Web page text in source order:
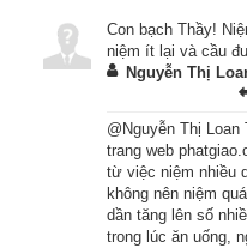
đời quá khứ, ta cũng đã
Các vị tỳ-kheo nghe nói
thuyết cho nghe nhân
kheo: “Các ngươi hãy
mà phân biệt giảng nói.
“Về thuở quá khứ cách
Con bạch Thầy!
niệm ít lại và cầu
Nguyễn Thị
@Nguyễn Thị
trang web
từ việc niệm nhiều
không nên niệm
dần tăng lên số
trong lúc ăn uống,